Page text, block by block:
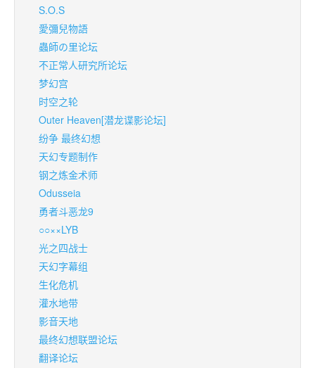
S.O.S
愛彌兒物語
蟲師の里论坛
不正常人研究所论坛
梦幻宫
时空之轮
Outer Heaven[潜龙谍影论坛]
纷争 最终幻想
天幻专题制作
钢之炼金术师
Odusseia
勇者斗恶龙9
○○××LYB
光之四战士
天幻字幕组
生化危机
灌水地带
影音天地
最终幻想联盟论坛
翻译论坛